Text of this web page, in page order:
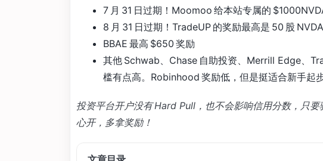
7 月 31 日过期！Moomoo 给本站专属的
8 月 31 日过期！TradeUP 的奖励最高是 50 股 NVDA
BBAE 最高 $650 奖励
其他 Schwab、Chase 自助投资、Merrill Edge、
槛有点高。Robinhood 奖励低，但是挺适合新手起步
投资平台开户没有 Hard Pull，也不会影响信用分数，只
心开，多拿奖励！